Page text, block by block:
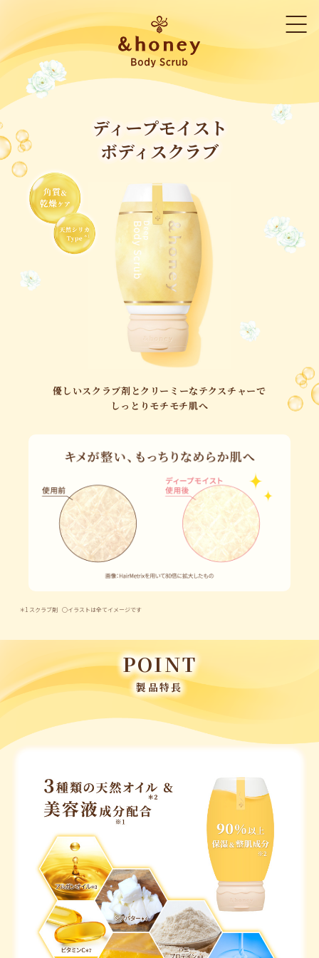
ディープモイスト
ボディスクラブ
ディープモイスト
ボディスクラブ
優しいスクラブ剤とクリーミーなテクスチャーで
しっとりモチモチ肌へ
＊1 スクラブ剤 ◯イラストは全てイメージです
POINT
製品特長